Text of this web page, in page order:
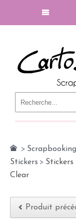
> Scrapbooking
Stickers >
Clear
Produit